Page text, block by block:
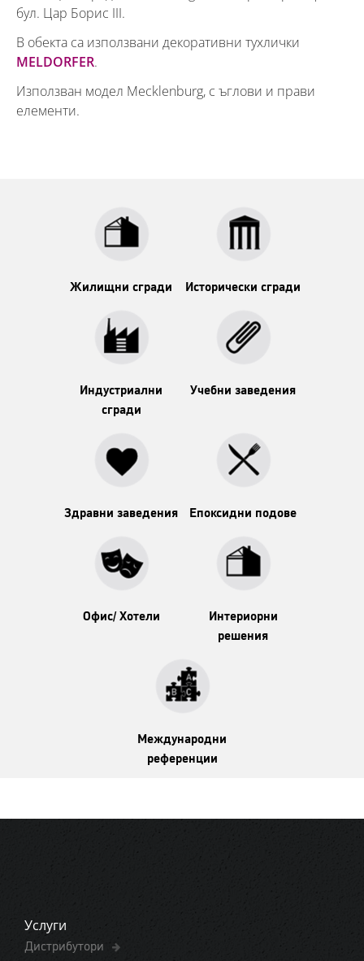
бул. Цар Борис III.
В обекта са използвани декоративни тухлички
MELDORFER.
Използван модел Mecklenburg, с ъглови и прави
елементи.
Жилищни сгради Исторически сгради
Индустриални
сгради
Учебни заведения
Здравни заведения Епоксидни подове
Офис/ Хотели
Интериорни
решения
Международни
референции
Услуги
Дистрибутори